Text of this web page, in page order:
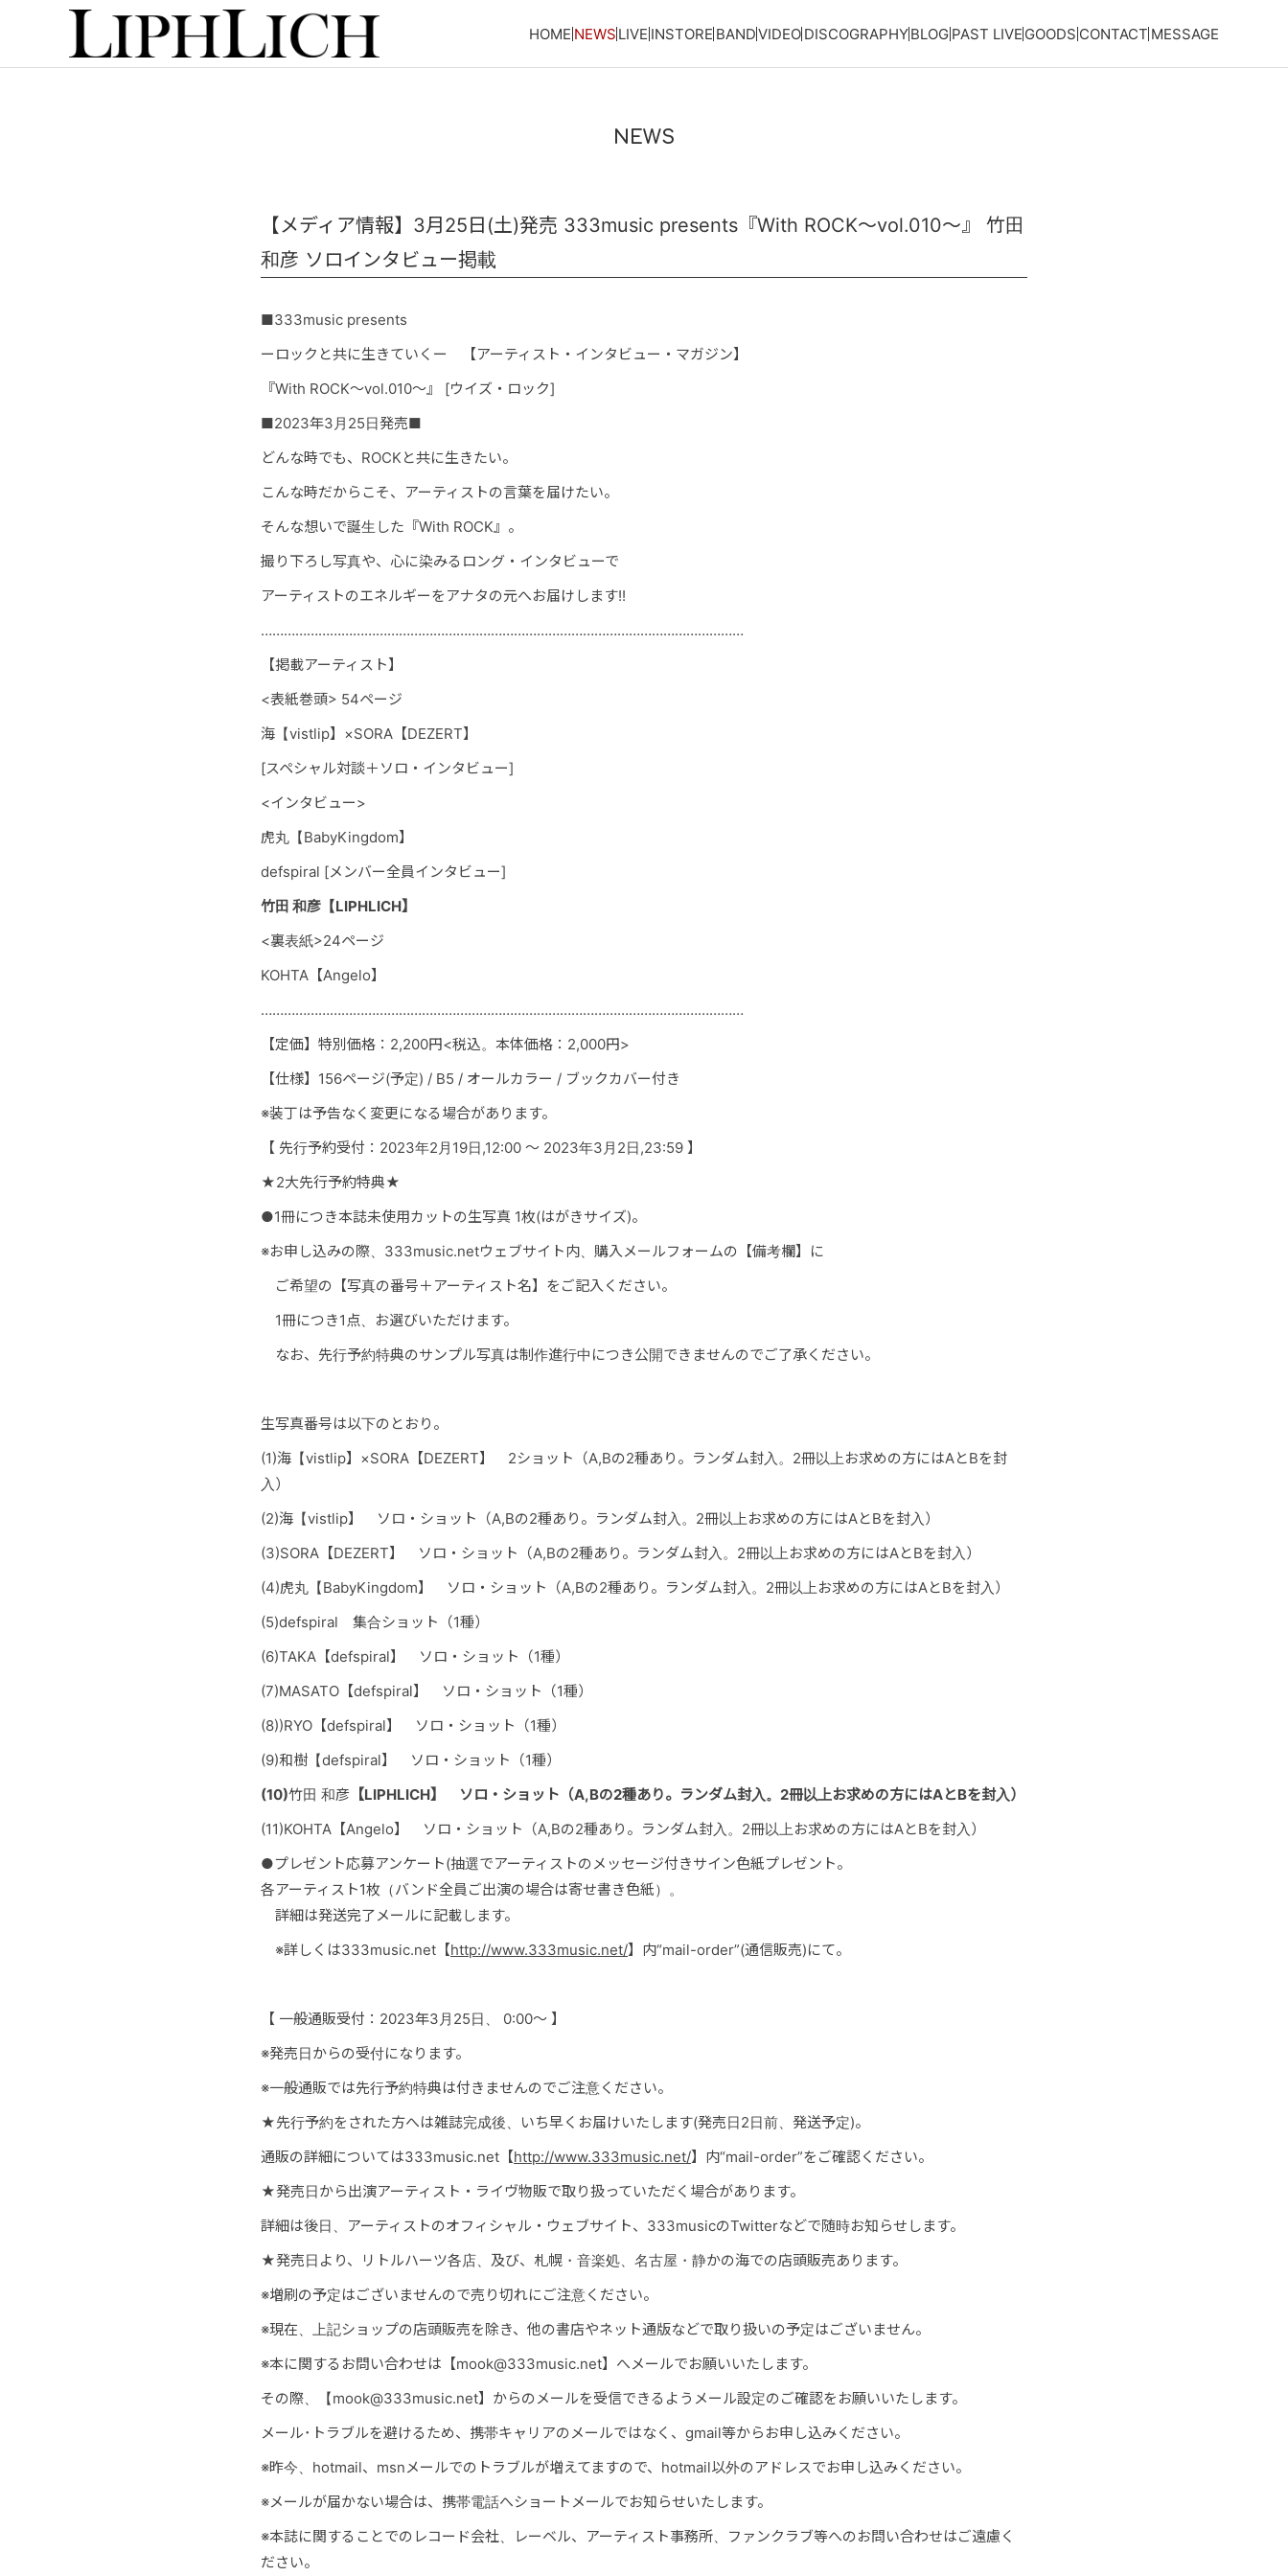
HOME NEWS LIVE INSTORE BANDVIDEO DISCOGRAPHYBLOG PAST LIVE GOODS CONTACT MESSAGE
NEWS
【メディア情報】3月25日(土)発売 333music presents『With ROCK～vol.010～』 竹田
和彦 ソロインタビュー掲載
■333music presents
ーロックと共に生きていくー 【アーティスト・インタビュー・マガジン】
『With ROCK～vol.010～』
[ウイズ・ロック]
■2023年3月25日発売■
どんな時でも、ROCKと共に生きたい。
こんな時だからこそ、アーティストの言葉を届けたい。
そんな想いで誕生した『With ROCK』。
撮り下ろし写真や、心に染みるロング・インタビューで
アーティストのエネルギーをアナタの元へお届けします!!
………………………………………………………………………………………………………………
【掲載アーティスト】
<表紙巻頭> 54ページ
海【vistlip】×SORA【DEZERT】
[スペシャル対談＋ソロ・インタビュー]
<インタビュー>
虎丸【BabyKingdom】
defspiral [メンバー全員インタビュー]
竹田 和彦【LIPHLICH】
<裏表紙>24ページ
KOHTA 【Angelo】
………………………………………………………………………………………………………………
【定価】特別価格：2,200円<税込。本体価格：2,000円>
【仕様】156ページ(予定) / B5 / オールカラー / ブックカバー付き
※装丁は予告なく変更になる場合があります。
【 先行予約受付：2023年2月19日,12:00 ～ 2023年3月2日,23:59 】
★2大先行予約特典★
●1冊につき本誌未使用カットの生写真 1枚(はがきサイズ)。
※お申し込みの際、333music.netウェブサイト内、購入メールフォームの【備考欄】に
ご希望の【写真の番号＋アーティスト名】をご記入ください。
1冊につき1点、お選びいただけます。
なお、先行予約特典のサンプル写真は制作進行中につき公開できませんのでご了承ください。
生写真番号は以下のとおり。
(1)海【vistlip】×SORA【DEZERT】 2ショット（A,Bの2種あり。ランダム封入。2冊以上お求めの方にはAとBを封
入）
(2)海【vistlip】 ソロ・ショット（A,Bの2種あり。ランダム封入。2冊以上お求めの方にはAとBを封入）
(3)SORA【DEZERT】 ソロ・ショット（A,Bの2種あり。ランダム封入。2冊以上お求めの方にはAとBを封入）
(4)虎丸【BabyKingdom】 ソロ・ショット（A,Bの2種あり。ランダム封入。2冊以上お求めの方にはAとBを封入）
(5)defspiral 集合ショット（1種）
(6)TAKA【defspiral】 ソロ・ショット（1種）
(7)MASATO【defspiral】 ソロ・ショット（1種）
(8))RYO【defspiral】 ソロ・ショット（1種）
(9)和樹 【defspiral】
ソロ・ショット（1種）
(10)竹田 和彦 【LIPHLICH】 ソロ・ショット（A,Bの2種あり。ランダム封入。2冊以上お求めの方にはAとBを封入）
(11)KOHTA【Angelo】 ソロ・ショット（A,Bの2種あり。ランダム封入。2冊以上お求めの方にはAとBを封入）
●プレゼント応募アンケート(抽選でアーティストのメッセージ付きサイン色紙プレゼント。
各アーティスト1枚（バンド全員ご出演の場合は寄せ書き色紙）。
詳細は発送完了メールに記載します。
※詳しくは333music.net【http://www.333music.net/】内“mail-order”(通信販売)にて。
【 一般通販受付：2023年3月25日 、 0:00～ 】
※発売日からの受付になります。
※一般通販では先行予約特典は付きませんのでご注意ください。
★先行予約をされた方へは雑誌完成後、いち早くお届けいたします(発売日2日前、発送予定)。
通販の詳細については333music.net【http://www.333music.net/】内“mail-order”をご確認ください。
★発売日から出演アーティスト・ライヴ物販で取り扱っていただく場合があります。
詳細は後日、アーティストのオフィシャル・ウェブサイト、333musicのTwitterなどで随時お知らせします。
★発売日より、リトルハーツ各店、及び、札幌・音楽処、 名古屋 ・静かの海での店頭販売あります。
※増刷の予定はございませんので売り切れにご注意ください。
※現在、上記ショップの店頭販売を除き、他の書店やネット通版などで取り扱いの予定はございません。
※本に関するお問い合わせは【mook@333music.net】へメールでお願いいたします。
その際、【mook@333music.net】からのメールを受信できるようメール設定のご確認をお願いいたします。
メール･トラブルを避けるため、携帯キャリアのメールではなく、gmail等からお申し込みください。
※昨今、hotmail、msnメールでのトラブルが増えてますので、hotmail以外のアドレスでお申し込みください。
※メールが届かない場合は、携帯電話へショートメールでお知らせいたします。
※本誌に関することでのレコード会社、レーベル、アーティスト事務所、ファンクラブ等へのお問い合わせはご遠慮く
ださい。